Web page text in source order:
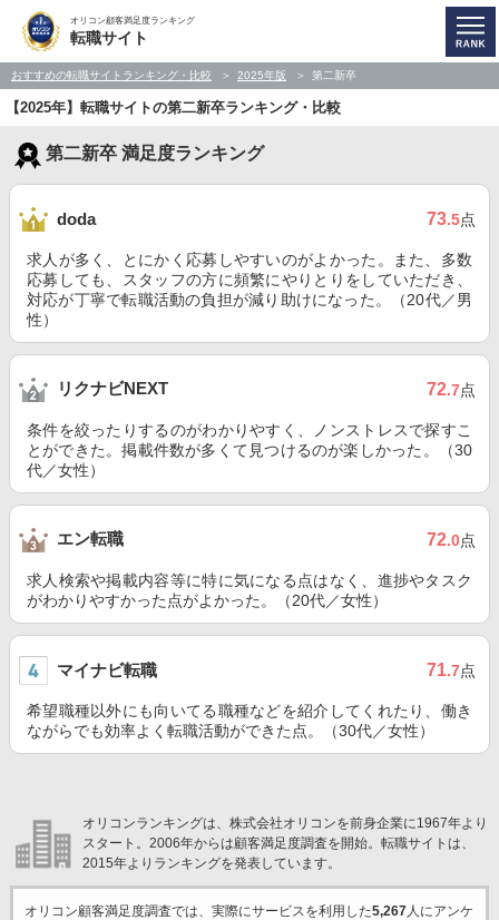
オリコン顧客満足度ランキング
転職サイト
おすすめの転職サイトランキング・比較 2025年版 第二新卒
【2025年】転職サイトの第二新卒ランキング・比較
第二新卒 満足度ランキング
doda 73.5点
求人が多く、とにかく応募しやすいのがよかった。また、多数
応募しても、スタッフの方に頻繁にやりとりをしていただき、
対応が丁寧で転職活動の負担が減り助けになった。（20代／男
性）
リクナビNEXT 72.7点
条件を絞ったりするのがわかりやすく、ノンストレスで探すこ
とができた。掲載件数が多くて見つけるのが楽しかった。（30
代／女性）
エン転職 72.0点
求人検索や掲載内容等に特に気になる点はなく、進捗やタスク
がわかりやすかった点がよかった。（20代／女性）
マイナビ転職 71.7点
希望職種以外にも向いてる職種などを紹介してくれたり、働き
ながらでも効率よく転職活動ができた点。（30代／女性）
オリコンランキングは、株式会社オリコンを前身企業に1967年より
スタート。2006年からは顧客満足度調査を開始。転職サイトは、
2015年よりランキングを発表しています。
オリコン顧客満足度調査では、実際にサービスを利用した5,267人にアンケ